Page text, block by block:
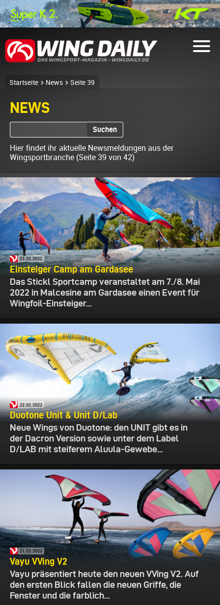
Startseite News Seite 39
NEWS
Suchen
Hier findet ihr aktuelle Newsmeldungen aus der
Wingsportbranche (Seite 39 von 42)
23.02.2022
Einsteiger Camp am Gardasee
Das Stickl Sportcamp veranstaltet am 7./8. Mai
2022 in Malcesine am Gardasee einen Event für
Wingfoil-Einsteiger...
22.02.2022
Duotone Unit & Unit D/Lab
Neue Wings von Duotone: den UNIT gibt es in
der Dacron Version sowie unter dem Label
D/LAB mit steiferem Aluula-Gewebe...
21.02.2022
Vayu VVing V2
Vayu präsentiert heute den neuen VVing V2. Auf
den ersten Blick fallen die neuen Griffe, die
Fenster und die farblich...